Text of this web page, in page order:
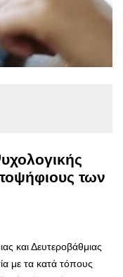
των
και Δευτεροβάθμιας
με τα κατά τόπους